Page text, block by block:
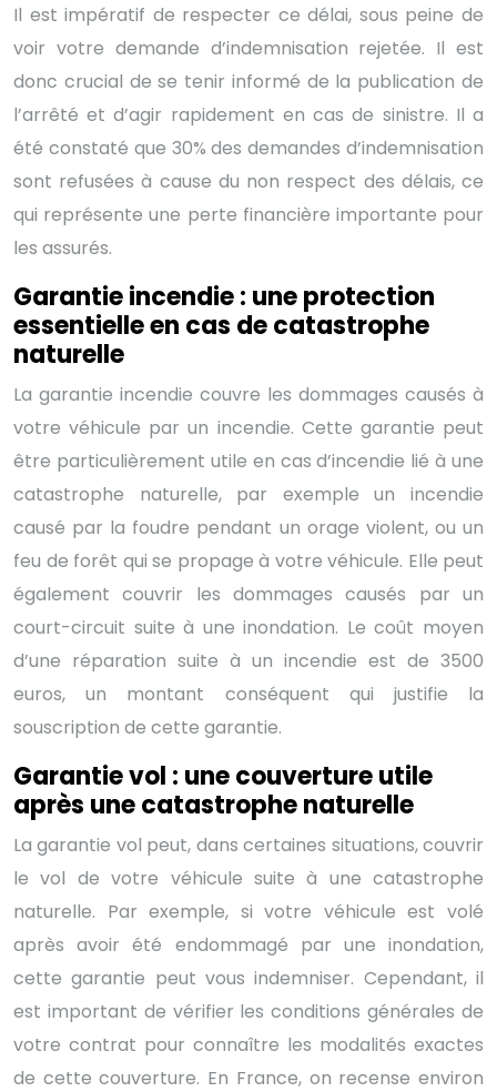
Il est impératif de respecter ce délai, sous peine de
voir votre demande d’indemnisation rejetée. Il est
donc crucial de se tenir informé de la publication de
l’arrêté et d’agir rapidement en cas de sinistre. Il a
été constaté que 30% des demandes d’indemnisation
sont refusées à cause du non respect des délais, ce
qui représente une perte financière importante pour
les assurés.
Garantie incendie : une protection
essentielle en cas de catastrophe
naturelle
La garantie incendie couvre les dommages causés à
votre véhicule par un incendie. Cette garantie peut
être particulièrement utile en cas d’incendie lié à une
catastrophe naturelle, par exemple un incendie
causé par la foudre pendant un orage violent, ou un
feu de forêt qui se propage à votre véhicule. Elle peut
également couvrir les dommages causés par un
court-circuit suite à une inondation. Le coût moyen
d’une réparation suite à un incendie est de 3500
euros, un montant conséquent qui justifie la
souscription de cette garantie.
Garantie vol : une couverture utile
après une catastrophe naturelle
La garantie vol peut, dans certaines situations, couvrir
le vol de votre véhicule suite à une catastrophe
naturelle. Par exemple, si votre véhicule est volé
après avoir été endommagé par une inondation,
cette garantie peut vous indemniser. Cependant, il
est important de vérifier les conditions générales de
votre contrat pour connaître les modalités exactes
de cette couverture. En France, on recense environ